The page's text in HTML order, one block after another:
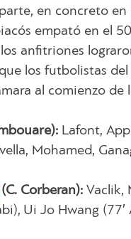
en concreto
empató en el
anfitriones
que los futbolistas
al comienzo de
Lafont,
Mohamed,
(C. Corberan): Vaclik,
Ui Jo Hwang